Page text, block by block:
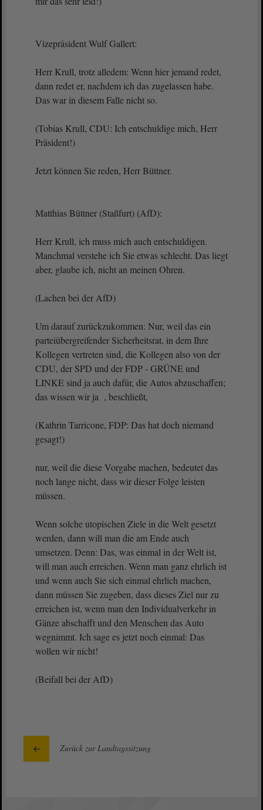
Vizepräsident Wulf Gallert:
Herr Krull, trotz alledem: Wenn hier jemand redet,
dann redet er, nachdem ich das zugelassen habe.
Das war in diesem Falle nicht so.
(Tobias Krull, CDU: Ich entschuldige mich, Herr
Präsident!)
Jetzt können Sie reden, Herr Büttner.
Matthias Büttner (Staßfurt) (AfD):
Herr Krull, ich muss mich auch entschuldigen.
Manchmal verstehe ich Sie etwas schlecht. Das liegt
aber, glaube ich, nicht an meinen Ohren.
(Lachen bei der AfD)
Um darauf zurückzukommen: Nur, weil das ein
parteiübergreifender Sicherheitsrat, in dem Ihre
Kollegen vertreten sind, die Kollegen also von der
CDU, der SPD und der FDP - GRÜNE und
LINKE sind ja auch dafür, die Autos abzuschaffen;
das wissen wir ja , beschließt,
(Kathrin Tarricone, FDP: Das hat doch niemand
gesagt!)
nur, weil die diese Vorgabe machen, bedeutet das
noch lange nicht, dass wir dieser Folge leisten
müssen.
Wenn solche utopischen Ziele in die Welt gesetzt
werden, dann will man die am Ende auch
umsetzen. Denn: Das, was einmal in der Welt ist,
will man auch erreichen. Wenn man ganz ehrlich ist
und wenn auch Sie sich einmal ehrlich machen,
dann müssen Sie zugeben, dass dieses Ziel nur zu
erreichen ist, wenn man den Individualverkehr in
Gänze abschafft und den Menschen das Auto
wegnimmt. Ich sage es jetzt noch einmal: Das
wollen wir nicht!
(Beifall bei der AfD)
Zurück zur Landtagssitzung